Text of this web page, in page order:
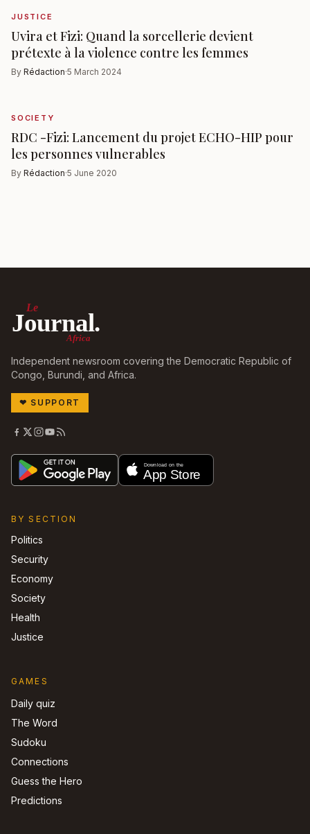
JUSTICE
Uvira et Fizi: Quand la sorcellerie devient
prétexte à la violence contre les femmes
By Rédaction·5 March 2024
SOCIETY
RDC -Fizi: Lancement du projet ECHO-HIP pour
les personnes vulnerables
By Rédaction·5 June 2020
Le
Journal.
Africa
Independent newsroom covering the Democratic Republic of
Congo, Burundi, and Africa.
❤ SUPPORT
BY SECTION
Politics
Security
Economy
Society
Health
Justice
GAMES
Daily quiz
The Word
Sudoku
Connections
Guess the Hero
Predictions